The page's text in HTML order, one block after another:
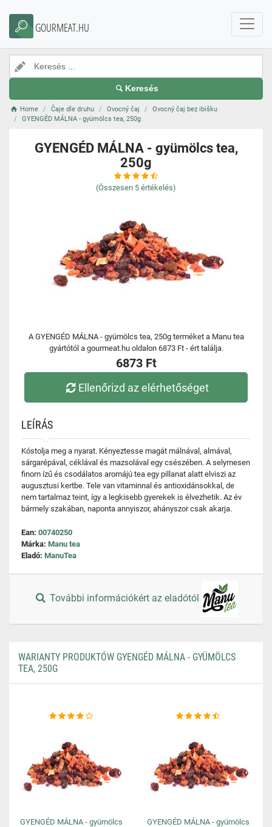
GOURMEAT.HU
Keresés
Home Čaje dle druhu Ovocný čaj
Ovocný čaj bez ibišku
GYENGÉD MÁLNA - gyümölcs tea, 250g
GYENGÉD MÁLNA - gyümölcs tea,
250g
(Összesen 5 értékelés)
A GYENGÉD MÁLNA - gyümölcs tea, 250g terméket a Manu tea
gyártótól a gourmeat.hu oldalon 6873 Ft - ért találja.
6873 Ft
Ellenőrizd az elérhetőséget
LEÍRÁS
Kóstolja meg a nyarat. Kényeztesse magát málnával, almával,
sárgarépával, céklával és mazsolával egy csészében. A selymesen
finom ízű és csodálatos aromájú tea egy pillanat alatt elviszi az
augusztusi kertbe. Tele van vitaminnal és antioxidánsokkal, de
nem tartalmaz teint, így a legkisebb gyerekek is élvezhetik. Az év
bármely szakában, naponta annyiszor, ahányszor csak akarja.
Ean: 00740250
Márka: Manu tea
Eladó: ManuTea
További információkért az eladótól
WARIANTY PRODUKTÓW GYENGÉD MÁLNA - GYÜMÖLCS
TEA, 250G
GYENGÉD MÁLNA - gyümölcs
GYENGÉD MÁLNA - gyümölcs